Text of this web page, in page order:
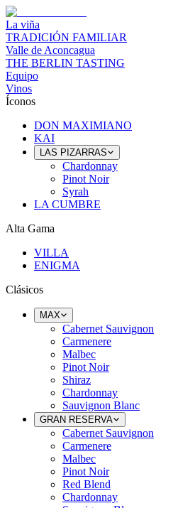
La viña
TRADICIÓN FAMILIAR
Valle de Aconcagua
THE BERLIN TASTING
Equipo
Vinos
Íconos
DON MAXIMIANO
KAI
LAS PIZARRAS
Chardonnay
Pinot Noir
Syrah
LA CUMBRE
Alta Gama
VILLA
ENIGMA
Clásicos
MAX
Cabernet Sauvignon
Carmenere
Malbec
Pinot Noir
Shiraz
Chardonnay
Sauvignon Blanc
GRAN RESERVA
Cabernet Sauvignon
Carmenere
Malbec
Pinot Noir
Red Blend
Chardonnay